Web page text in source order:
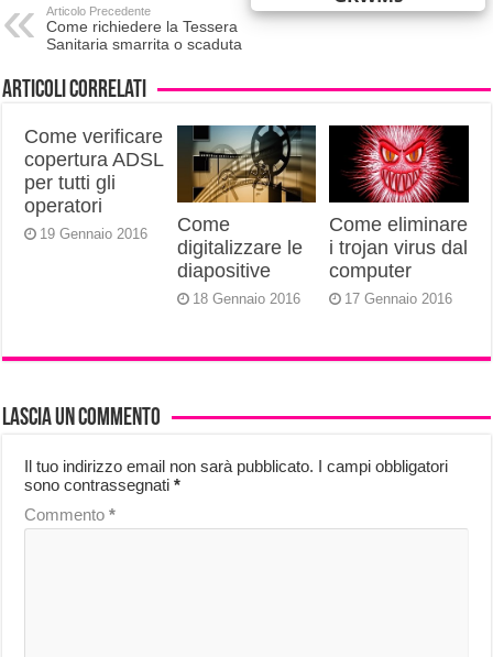
Articolo Precedente
Come richiedere la Tessera
Sanitaria smarrita o scaduta
Articoli correlati
Come verificare
copertura ADSL
per tutti gli
operatori
19 Gennaio 2016
Come
digitalizzare le
diapositive
18 Gennaio 2016
Come eliminare
i trojan virus dal
computer
17 Gennaio 2016
Lascia un commento
Il tuo indirizzo email non sarà pubblicato. I campi obbligatori
sono contrassegnati*
Commento*